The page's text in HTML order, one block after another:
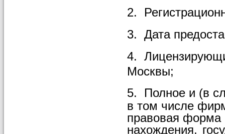
2.
3. Дата
4.
Москвы;
5.
Полное и (в
в том числе
правовая форма
нахождения,